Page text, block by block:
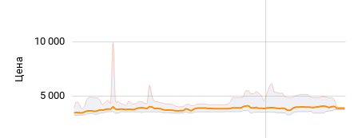
Цена
10 000
5 000